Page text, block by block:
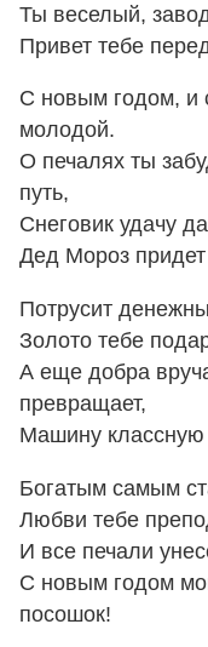
Ты веселый,
Привет тебе
С новым годом, и
молодой.
О печалях ты
путь,
Снеговик удачу
Дед Мороз
Потрусит
Золото тебе
А еще добра
превращает,
Машину классную
Богатым самым
Любви тебе
И все печали
С новым годом
посошок!